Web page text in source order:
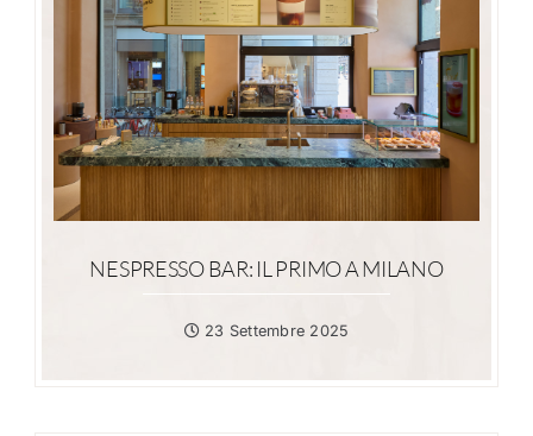
NESPRESSO BAR: IL PRIMO A MILANO
23 Settembre 2025